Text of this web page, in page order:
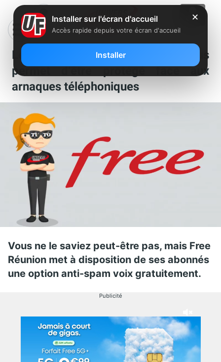
Le saviez-vous : Free Réunion vous
permet d’être protégé face aux
arnaques téléphoniques
Vous ne le saviez peut-être pas, mais Free
Réunion met à disposition de ses abonnés
une option anti-spam voix gratuitement.
Publicité
✕
Installer sur l'écran d'accueil
Accès rapide depuis votre écran d'accueil
Installer